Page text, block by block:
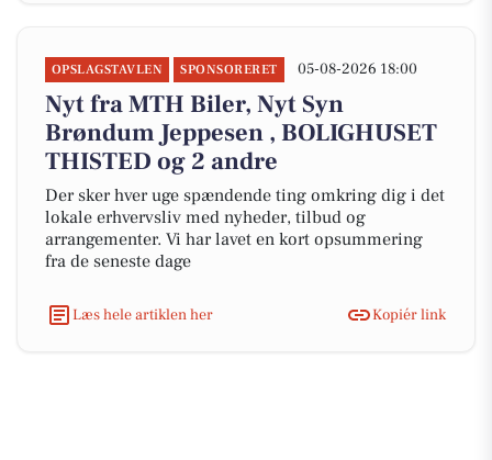
OPSLAGSTAVLEN SPONSORERET 05-08-2026 18:00
Nyt fra MTH Biler, Nyt Syn
Brøndum Jeppesen , BOLIGHUSET
THISTED og 2 andre
Der sker hver uge spændende ting omkring dig i det
lokale erhvervsliv med nyheder, tilbud og
arrangementer. Vi har lavet en kort opsummering
fra de seneste dage
Læs hele artiklen her Kopiér link